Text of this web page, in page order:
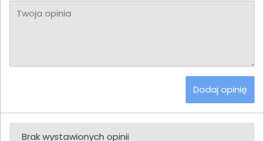
Twoja opinia
Dodaj opinię
Brak wystawionych opinii